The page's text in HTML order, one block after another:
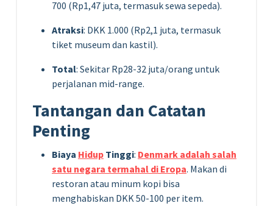
700 (Rp1,47 juta, termasuk sewa sepeda).
Atraksi: DKK 1.000 (Rp2,1 juta, termasuk
tiket museum dan kastil).
Total: Sekitar Rp28-32 juta/orang untuk
perjalanan mid-range.
Tantangan dan Catatan
Penting
Biaya Hidup Tinggi: Denmark adalah salah
satu negara termahal di Eropa. Makan di
restoran atau minum kopi bisa
menghabiskan DKK 50-100 per item.